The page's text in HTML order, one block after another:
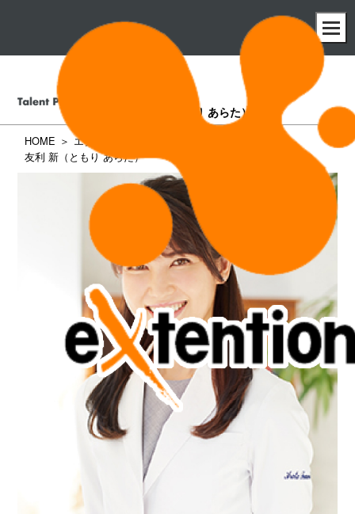
（ともり あらた）
HOME
エクステンション所属タレント一覧
友利 新（ともり あらた）